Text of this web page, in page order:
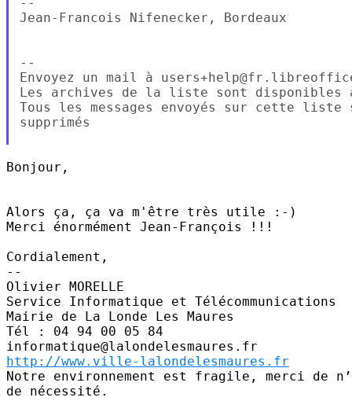
Jean-Francois Nifenecker, Bordeaux
--
Envoyez un mail à
Les archives de la liste sont
Tous les messages envoyés sur cette
supprimés
Bonjour,
Alors ça, ça va m'être très utile :-)
Merci énormément Jean-François !!!
Cordialement,
--
Olivier MORELLE
Service Informatique et Télécommunications
Mairie de La Londe Les Maures
Tél : 04 94 00 05 84
http://www.ville-lalondelesmaures.fr
Notre environnement est fragile, merci de
de nécessité.